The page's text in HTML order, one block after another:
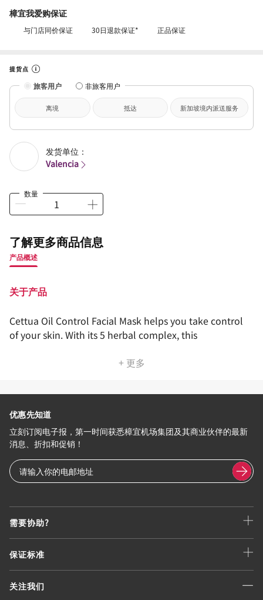
樟宜我爱购保证
与门店同价保证 30日退款保证* 正品保证
提货点
旅客用户 非旅客用户
离境 抵达 新加坡境内派送服务
发货单位：
Valencia
数量
了解更多商品信息
产品概述
关于产品
Cettua Oil Control Facial Mask helps you take control
of your skin. With its 5 herbal complex, this
+ 更多
需要协助?
保证标准
关注我们
优惠先知道
立刻订阅电子报，第一时间获悉樟宜机场集团及其商业伙伴的最新
消息、折扣和促销！